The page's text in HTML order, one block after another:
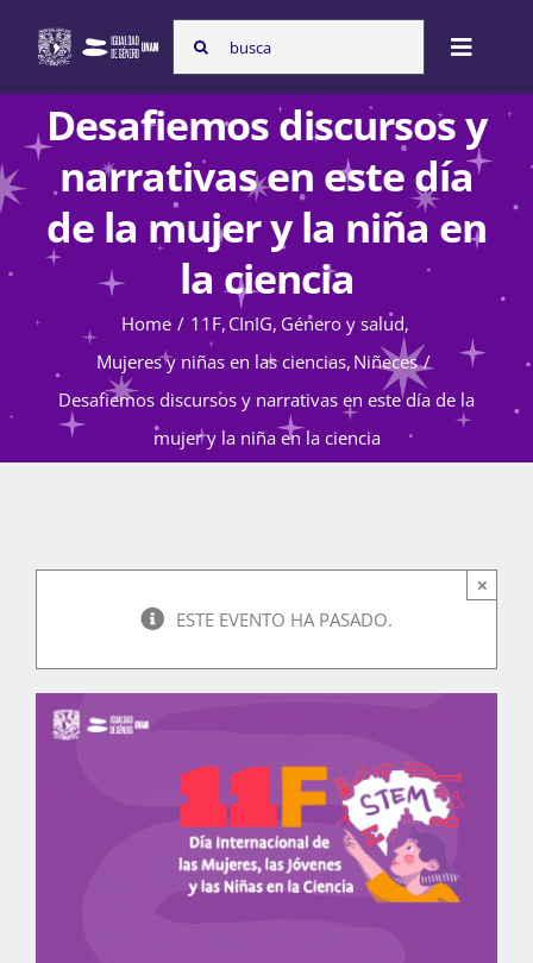
content
Search
for:
Toggle
Inicio
Nosotras
Programas
Atención de la violencia de género
Actividades
Blog
Desafiemos discursos y
narrativas en este día
de la mujer y la niña en
la ciencia
Home 11F CInIG Género y salud
Mujeres y niñas en las ciencias Niñeces
Desafiemos discursos y narrativas en este día de la
mujer y la niña en la ciencia
ESTE EVENTO HA PASADO.
×